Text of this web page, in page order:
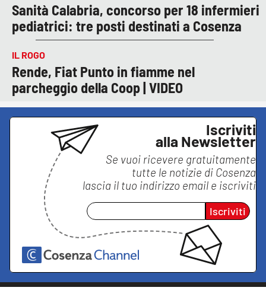
Sanità Calabria, concorso per 18 infermieri
pediatrici: tre posti destinati a Cosenza
IL ROGO
Rende, Fiat Punto in fiamme nel
parcheggio della Coop | VIDEO
Iscriviti
alla Newsletter
Se vuoi ricevere gratuitamente
tutte le notizie di Cosenza
lascia il tuo indirizzo email e iscriviti
Iscriviti